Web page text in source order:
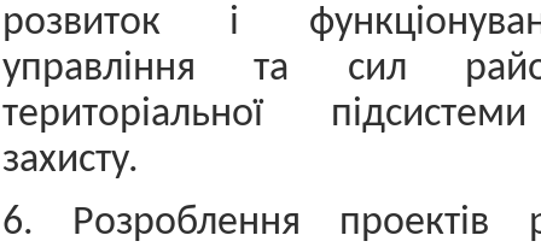
розвиток і
управління та сил
територіальної
захисту.
6. Розроблення проектів